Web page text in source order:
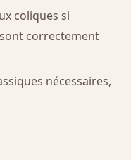
coliques si
correctement
nécessaires,